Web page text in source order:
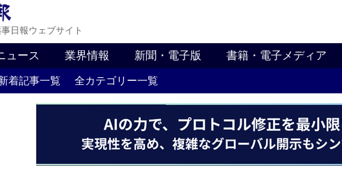
日報ウェブサイト
ュース 業界情報 新聞・電子版 書籍・電子メディア
着記事一覧 全カテゴリー一覧